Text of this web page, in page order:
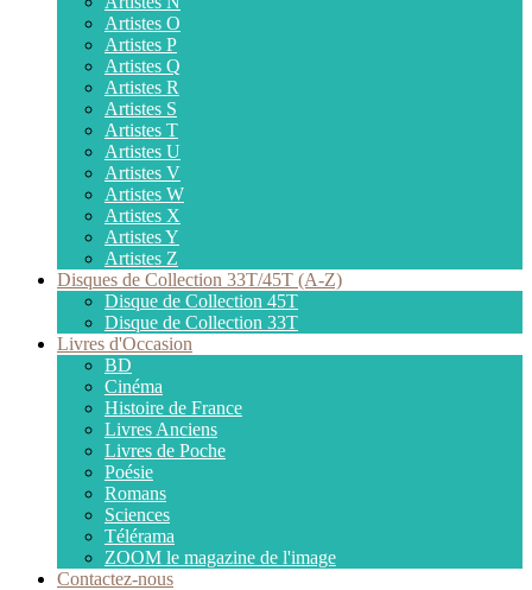
Artistes O
Artistes P
Artistes Q
Artistes R
Artistes S
Artistes T
Artistes U
Artistes V
Artistes W
Artistes X
Artistes Y
Artistes Z
Disques de Collection 33T/45T (A-Z)
Disque de Collection 45T
Disque de Collection 33T
Livres d'Occasion
BD
Cinéma
Histoire de France
Livres Anciens
Livres de Poche
Poésie
Romans
Sciences
Télérama
ZOOM le magazine de l'image
Contactez-nous